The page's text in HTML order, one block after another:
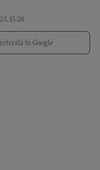
15:28
în Google